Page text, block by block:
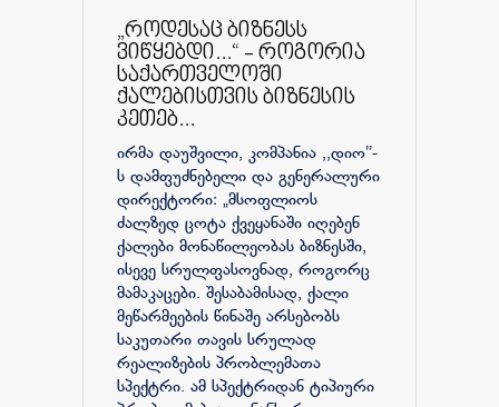
„როდესაც ბიზნესს
ვიწყებდი...“ - როგორია
საქართველოში
ქალებისთვის ბიზნესის
კეთებ...
ირმა დაუშვილი, კომპანია ,,დიო’’-
ს დამფუძნებელი და გენერალური
დირექტორი: „მსოფლიოს
ძალზედ ცოტა ქვეყანაში იღებენ
ქალები მონაწილეობას ბიზნესში,
ისევე სრულფასოვნად, როგორც
მამაკაცები. შესაბამისად, ქალი
მეწარმეების წინაშე არსებობს
საკუთარი თავის სრულად
რეალიზების პრობლემათა
სპექტრი. ამ სპექტრიდან ტიპიური